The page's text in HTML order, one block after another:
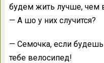
будем жить лучше, чем
— А шо у них случится?
— Семочка, если
тебе велосипед!